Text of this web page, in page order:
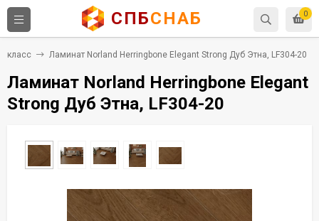
0
СПБСНАБ
класс Ламинат Norland Herringbone Elegant Strong Дуб Этна, LF304-20
Ламинат Norland Herringbone Elegant
Strong Дуб Этна, LF304-20